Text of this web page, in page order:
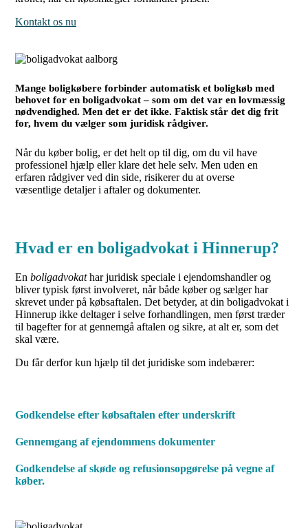
Kontakt os nu
Mange boligkøbere forbinder automatisk et boligkøb med
behovet for en boligadvokat – som om det var en lovmæssig
nødvendighed. Men det er det ikke. Faktisk står det dig frit
for, hvem du vælger som juridisk rådgiver.
Når du køber bolig, er det helt op til dig, om du vil have
professionel hjælp eller klare det hele selv. Men uden en
erfaren rådgiver ved din side, risikerer du at overse
væsentlige detaljer i aftaler og dokumenter.
Hvad er en boligadvokat i Hinnerup?
En boligadvokathar juridisk speciale i ejendomshandler og
bliver typisk først involveret, når både køber og sælger har
skrevet under på købsaftalen. Det betyder, at din boligadvokat i
Hinnerup ikke deltager i selve forhandlingen, men først træder
til bagefter for at gennemgå aftalen og sikre, at alt er, som det
skal være.
Du får derfor kun hjælp til det juridiske som indebærer:
Godkendelse efter købsaftalen efter underskrift
Gennemgang af ejendommens dokumenter
Godkendelse af skøde og refusionsopgørelse på vegne af
køber.